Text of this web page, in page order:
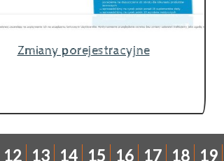
Zmiany porejestracyjne
12 13 14 15 16 17 18 19